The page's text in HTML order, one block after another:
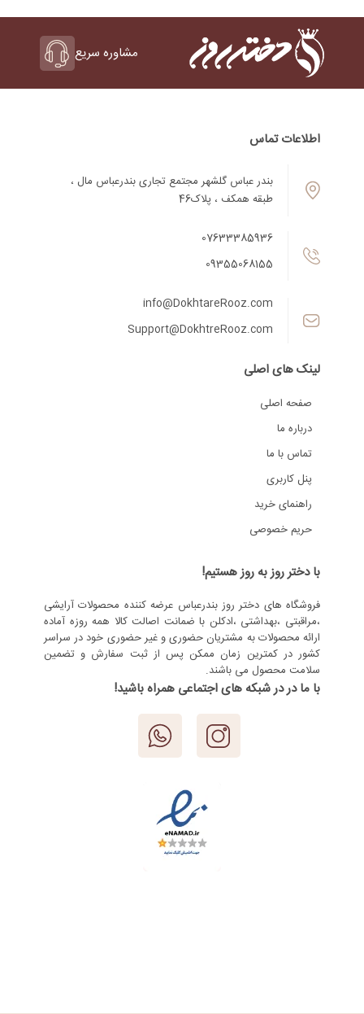
مشاوره سریع
اطلاعات تماس
بندر عباس گلشهر مجتمع تجاری بندرعباس مال ،
طبقه همکف ، پلاک46
07633385936
09355068155
info@DokhtareRooz.com
Support@DokhtreRooz.com
لینک های اصلی
صفحه اصلی
درباره ما
تماس با ما
پنل کاربری
راهنمای خرید
حریم خصوصی
با دختر روز به روز هستیم!
فروشگاه های دختر روز بندرعباس عرضه کننده محصولات آرایشی
،مراقبتی ،بهداشتی ،ادکلن با ضمانت اصالت کالا همه روزه آماده
ارائه محصولات به مشتریان حضوری و غیر حضوری خود در سراسر
کشور در کمترین زمان ممکن پس از ثبت سفارش و تضمین
سلامت محصول می باشند.
با ما در در شبکه های اجتماعی همراه باشید!